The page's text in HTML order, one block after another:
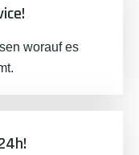
worauf es